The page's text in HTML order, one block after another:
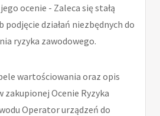
ocenie - Zaleca się stałą
działań niezbędnych do
ryzyka zawodowego.
wartościowania oraz opis
zakupionej Ocenie Ryzyka
Operator urządzeń do